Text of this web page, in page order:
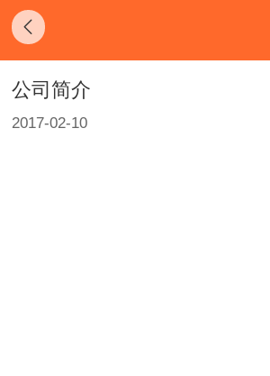
公司简介
2017-02-10